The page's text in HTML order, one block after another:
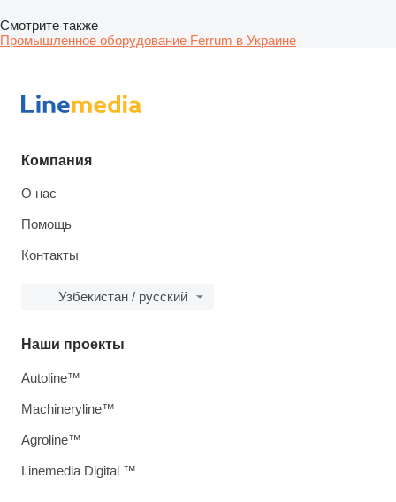
Смотрите также
Промышленное оборудование Ferrum в Украине
Компания
О нас
Помощь
Контакты
Узбекистан / русский
Наши проекты
Autoline™
Machineryline™
Agroline™
Linemedia Digital ™